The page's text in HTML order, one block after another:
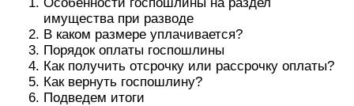
имущества при разводе
В каком размере уплачивается?
Порядок оплаты госпошлины
Как получить отсрочку или рассрочку оплаты?
Как вернуть госпошлину?
Подведем итоги